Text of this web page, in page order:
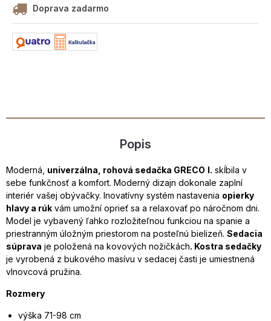
Doprava zadarmo
Popis
Moderná, univerzálna, rohová sedačka GRECO I. skĺbila v
sebe funkčnosť a komfort. Moderný dizajn dokonale zaplní
interiér vašej obývačky. Inovatívny systém nastavenia opierky
hlavy a rúk vám umožní oprieť sa a relaxovať po náročnom dni.
Model je vybavený ľahko rozložiteľnou funkciou na spanie a
priestranným úložným priestorom na posteľnú bielizeň. Sedacia
súprava je položená na kovových nožičkách. Kostra sedačky
je vyrobená z bukového masívu v sedacej časti je umiestnená
vlnovcová pružina.
Rozmery
výška 71-98 cm